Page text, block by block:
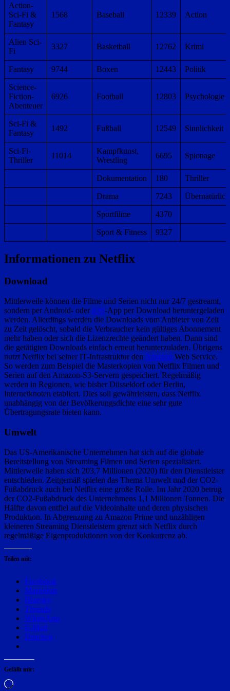
Action-
Sci-Fi &
Fantasy
1568 Baseball 12339 Action
Alien Sci-
Fi
3327 Basketball 12762 Krimi
Fantasy 9744 Boxen 12443 Politik
Science-
Fiction-
Abenteuer
6926 Football 12803 Psychologie
Sci-Fi &
Fantasy
1492 Fußball 12549 Sinnlichkeit
Sci-Fi-
Thriller
11014
Kampfkunst,
Wrestling
6695 Spionage
Dokumentation 180 Thriller
Drama 7243
Sportfilme 4370
Sport & Fitness 9327
Informationen zu Netflix
Download
Mittlerweile können die Filme und Serien nicht nur 24/7 gestreamt,
sondern per Android- oder iOS-App per Download heruntergeladen
werden. Allerdings werden die Downloads vom Anbieter von Zeit
zu Zeit gelöscht, sobald die Verbraucher kein gültiges Abonnement
mehr haben oder sich die Lizenzrechte geändert haben. Dann sind
die getätigten Downloads einfach erneut herunterzuladen. Übrigens
nutzt Netflix bei seiner IT-Infrastruktur den Amazon Web Service.
So werden zum Beispiel die Masterkopien von Netflix Filmen und
Serien auf den Amazon-S3-Servern gespeichert. Regelmäßig
werden in Regionen, wie bisher Düsseldorf oder Berlin,
Internetknoten etabliert. Dies soll gewährleisten, dass Netflix
unabhängig von der Bevölkerungsdichte eine sehr gute
Übertragungsrate bieten kann.
Umwelt
Das US-Amerikanische Unternehmen hat sich auf die globale
Bereitstellung von Streaming Filmen und Serien spezialisiert.
Mittlerweile haben sich 203,7 Millionen (2020) für den Dienstleister
entschieden. Zeitgemäß spielen das Thema Umwelt und der CO2-
Fußabdruck auch bei Netflix eine große Rolle. Im Jahr 2020 betrug
der CO2-Fußabdruck des Unternehmens 1,1 Millionen Tonnen. Die
Hälfte davon entfiel auf die Videoinhalte und deren physischen
Produktion. In Abgrenzung zu Amazon Prime und unzähligen
kleineren Streaming Dienstleistern grenzt sich Netflix durch
regelmäßige Eigenproduktionen von der Konkurrenz ab.
Teilen mit:
Facebook
Mastodon
Bluesky
Threads
WhatsApp
E-Mail
Drucken
Gefällt mir:
Wird